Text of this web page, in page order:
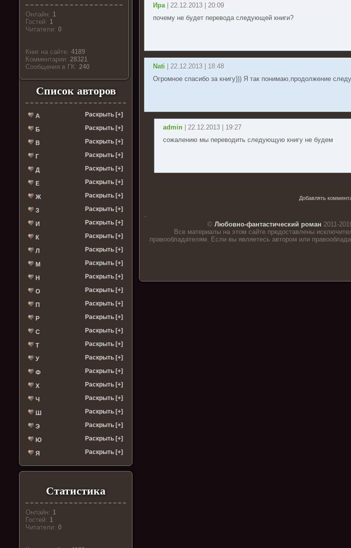
Онлайн: 1
Гостей: 1
Читатели:0
Книг на сайте:4189
Комментарии:28321
Cообщения в ГК:240
Список авторов
А Раскрыть [+]
Б Раскрыть [+]
В Раскрыть [+]
Г Раскрыть [+]
Д Раскрыть [+]
Е Раскрыть [+]
Ж Раскрыть [+]
З Раскрыть [+]
И Раскрыть [+]
К Раскрыть [+]
Л Раскрыть [+]
М Раскрыть [+]
Н Раскрыть [+]
О Раскрыть [+]
П Раскрыть [+]
Р Раскрыть [+]
С Раскрыть [+]
Т Раскрыть [+]
У Раскрыть [+]
Ф Раскрыть [+]
Х Раскрыть [+]
Ч Раскрыть [+]
Ш Раскрыть [+]
Э Раскрыть [+]
Ю Раскрыть [+]
Я Раскрыть [+]
Статистика
Онлайн: 1
Гостей: 1
Читатели:0
Ира | 22.12.2013 | 20:09
почему не будет перевода следующей книги?
Nati | 22.12.2013 | 18:48
Огромное спасибо за книгу))) Я так понимаю,продолжение
admin | 22.12.2013 | 19:27
сожалению мы переводить следующую книгу не будем
Добавлять
© Любовно-фантастический роман 2011-
Все материалы на этом сайте предоставлены
правообладателям. Если вы являетесь автором или